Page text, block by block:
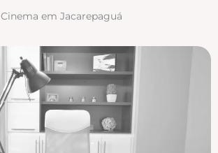
Cinema em Jacarepaguá